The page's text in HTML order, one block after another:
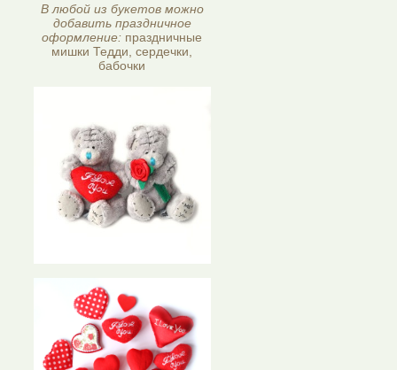
В любой из букетов можно
добавить праздничное
оформление: праздничные
мишки Тедди, сердечки,
бабочки